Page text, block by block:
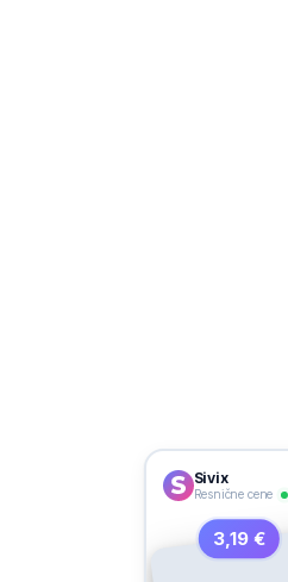
Sivix
Resnične cene
3,19 €